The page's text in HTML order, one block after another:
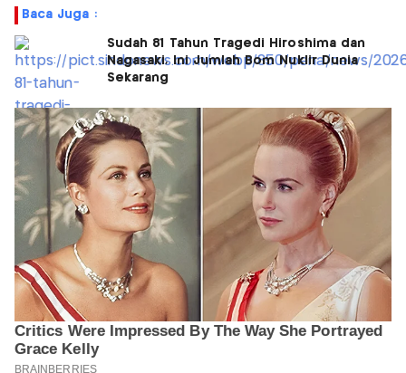
Baca Juga :
Sudah 81 Tahun Tragedi Hiroshima dan
Nagasaki, Ini Jumlah Bom Nuklir Dunia
Sekarang